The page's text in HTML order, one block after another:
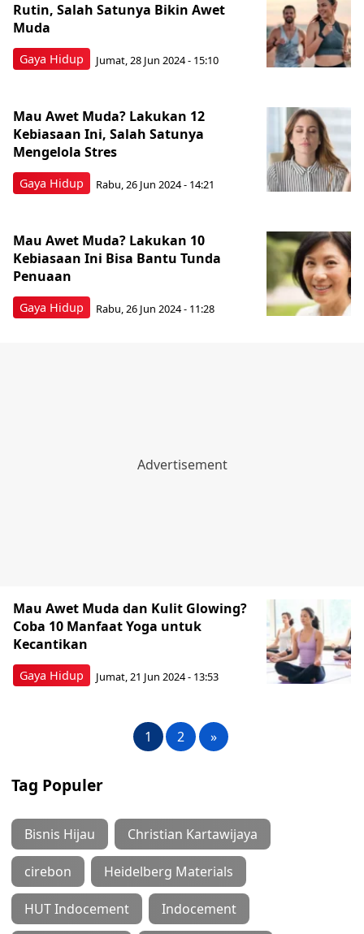
Gaya Hidup
Rutin, Salah Satunya Bikin Awet
Muda
Jumat, 28 Jun 2024 - 15:10
Gaya Hidup
Mau Awet Muda? Lakukan 12
Kebiasaan Ini, Salah Satunya
Mengelola Stres
Rabu, 26 Jun 2024 - 14:21
Gaya Hidup
Mau Awet Muda? Lakukan 10
Kebiasaan Ini Bisa Bantu Tunda
Penuaan
Rabu, 26 Jun 2024 - 11:28
Gaya Hidup
Mau Awet Muda dan Kulit Glowing?
Coba 10 Manfaat Yoga untuk
Kecantikan
Jumat, 21 Jun 2024 - 13:53
1 2 »
Tag Populer
Bisnis Hijau Christian Kartawijaya
cirebon Heidelberg Materials
HUT Indocement Indocement